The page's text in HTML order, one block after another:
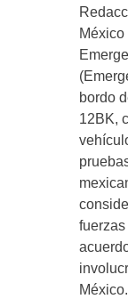
bordo
12BK,
México.